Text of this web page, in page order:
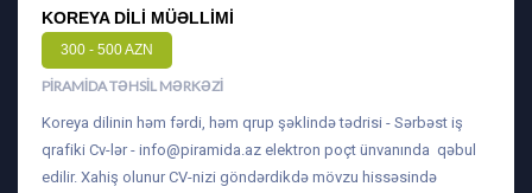
KOREYA DILI MÜƏLLIMI
300 - 500 AZN
PIRAMIDA TƏHSIL MƏRKƏZI
Koreya dilinin həm fərdi, həm qrup şəklində tədrisi - Sərbəst iş
qrafiki Cv-lər - info@piramida.az elektron poçt ünvanında qəbul
edilir. Xahiş olunur CV-nizi göndərdikdə mövzu hissəsində